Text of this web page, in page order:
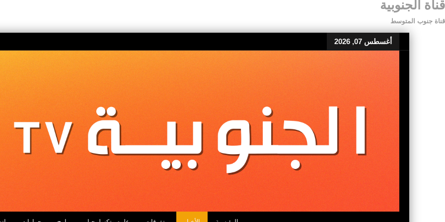
قناة الجنوبية
قناة جنوب المتوسط
أغسطس 07, 2026